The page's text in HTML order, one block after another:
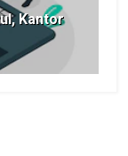
Kantor